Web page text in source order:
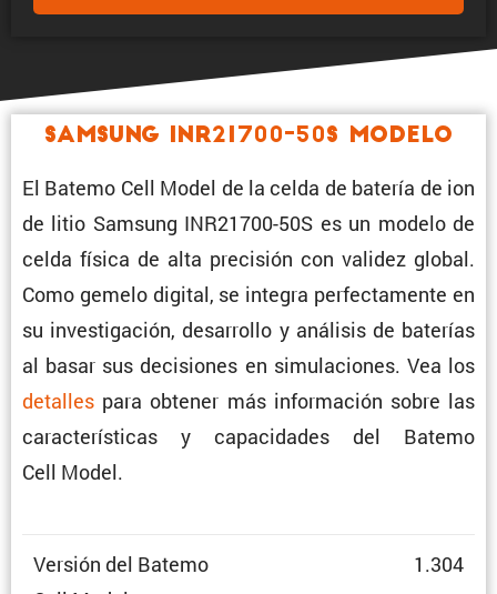
Samsung INR21700-50S Modelo
El Batemo Cell Model de la celda de batería de ion
de litio Samsung INR21700-50S es un modelo de
celda física de alta preci­sión con validez global.
Como gemelo digital, se integra perfec­ta­mente en
su inves­ti­ga­ción, desarrollo y análisis de baterías
al basar sus decisiones en simula­ciones. Vea los
detalles para obtener más infor­ma­ción sobre las
carac­te­rís­ticas y capaci­dades del Batemo
Cell Model.
Versión del Batemo
1.304